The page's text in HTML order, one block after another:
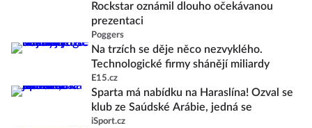
Rockstar oznámil dlouho očekávanou
prezentaci
Poggers
Na trzích se děje něco nezvyklého.
Technologické firmy shánějí miliardy
E15.cz
Sparta má nabídku na Haraslína! Ozval se
klub ze Saúdské Arábie, jedná se
iSport.cz